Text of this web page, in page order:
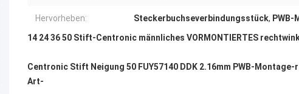
Hervorheben: Steckerbuchseverbindungsstück,
14 24 36 50 Stift-Centronic männliches VORMONTIERTES
Centronic Stift Neigung 50 FUY57140 DDK 2.16mm PWB-
Art-